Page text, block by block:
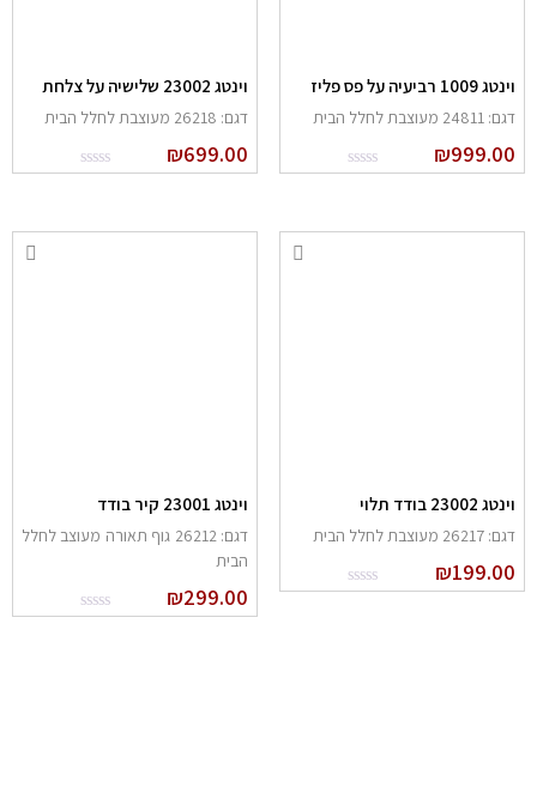
1009 רביעיה על פס פליז
מעוצבת לחלל הבית
₪
וינטג 23002 שלישיה על צלחת
דגם: 26218 מעוצבת לחלל הבית
₪699.00
23002 בודד תלוי
מעוצבת לחלל הבית
₪
וינטג 23001 קיר בודד
דגם: 26212 גוף תאורה מעוצב לחלל
הבית
₪299.00